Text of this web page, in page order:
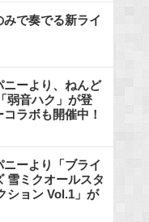
で奏でる新ライ
ーより、ねんど
弱音ハク」が登
ラボも開催中！
ーより「ブライ
雪ミクオールスタ
ション Vol.1」が